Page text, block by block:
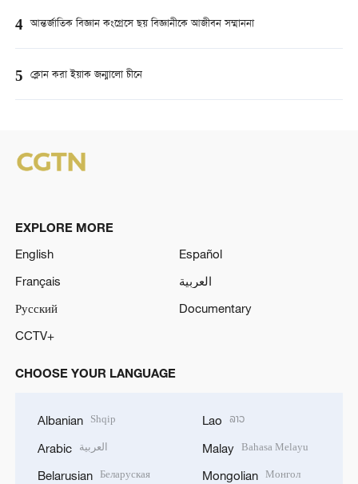
4 আন্তর্জাতিক বিজ্ঞান কংগ্রেসে ছয় বিজ্ঞানীকে আজীবন সম্মাননা
5 ক্লোন করা ইয়াক জন্মালো চীনে
EXPLORE MORE
English
Español
Français
العربية
Русский
Documentary
CCTV+
CHOOSE YOUR LANGUAGE
Albanian Shqip
Arabic العربية
Belarusian Беларуская
Lao ລາວ
Malay Bahasa Melayu
Mongolian Монгол